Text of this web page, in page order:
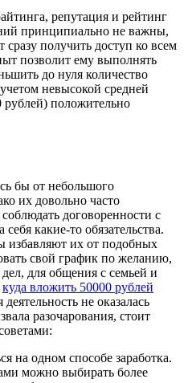
репутация и рейтинг
принципиально не важны,
получить доступ ко всем
позволит ему выполнять
до нуля количество
невысокой средней
рублей) положительно
бы от небольшого
их довольно часто
договоренности с
какие-то обязательства.
избавляют их от подобных
свой график по желанию,
для общения с семьей и
куда вложить 50000 рублей
не оказалась
разочарования, стоит
на одном способе заработка.
можно выбирать более